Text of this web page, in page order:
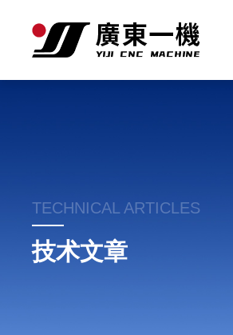
TECHNICAL ARTICLES
技术文章